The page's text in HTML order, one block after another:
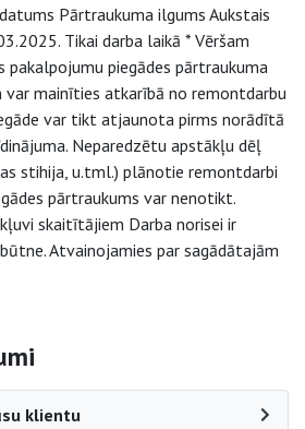
Pārtraukuma ilgums Aukstais
Tikai darba laikā * Vēršam
pakalpojumu piegādes pārtraukuma
var mainīties atkarībā no remontdarbu
var tikt atjaunota pirms norādītā
Neparedzētu apstākļu dēļ
stihija, u.tml.) plānotie remontdarbi
pārtraukums var nenotikt.
skaitītājiem Darba norisei ir
Atvainojamies par sagādātajām
klientu